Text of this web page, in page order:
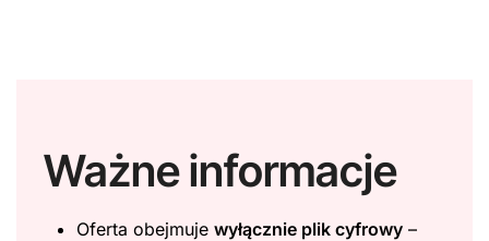
Ważne informacje
Oferta obejmuje wyłącznie plik cyfrowy –